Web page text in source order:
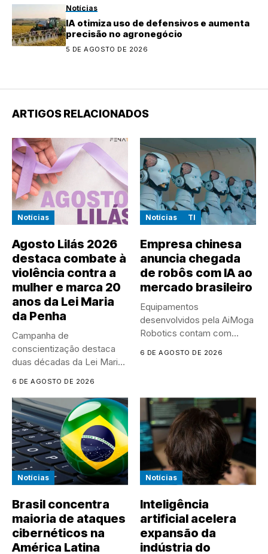
Notícias
IA otimiza uso de defensivos e aumenta
precisão no agronegócio
5 DE AGOSTO DE 2026
ARTIGOS RELACIONADOS
Notícias
Agosto Lilás 2026
destaca combate à
violência contra a
mulher e marca 20
anos da Lei Maria
da Penha
Campanha de
conscientização destaca
duas décadas da Lei Maria
6 DE AGOSTO DE 2026
Notícias TI
Empresa chinesa
anuncia chegada
de robôs com IA ao
mercado brasileiro
Equipamentos
desenvolvidos pela AiMoga
Robotics contam com
6 DE AGOSTO DE 2026
Notícias
Brasil concentra
maioria de ataques
cibernéticos na
América Latina
Notícias
Inteligência
artificial acelera
expansão da
indústria do